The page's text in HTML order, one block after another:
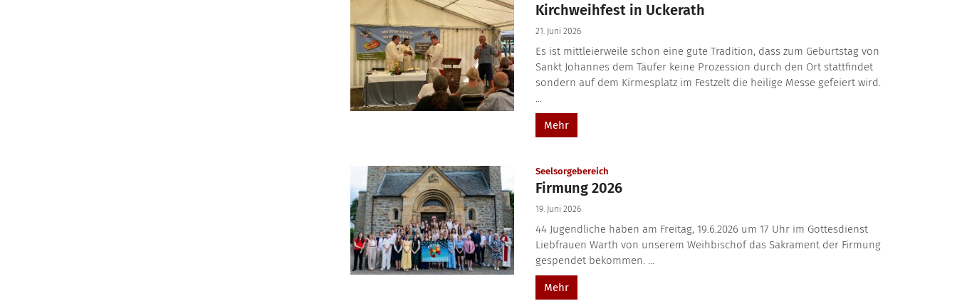
Kirchweihfest in Uckerath
21. Juni 2026
Es ist mittleierweile schon eine gute Tradition, dass zum Geburtstag von
Sankt Johannes dem Täufer keine Prozession durch den Ort stattfindet
sondern auf dem Kirmesplatz im Festzelt die heilige Messe gefeiert wird.
...
Mehr
Seelsorgebereich
Firmung 2026
19. Juni 2026
44 Jugendliche haben am Freitag, 19.6.2026 um 17 Uhr im Gottesdienst
Liebfrauen Warth von unserem Weihbischof das Sakrament der Firmung
gespendet bekommen. ...
Mehr